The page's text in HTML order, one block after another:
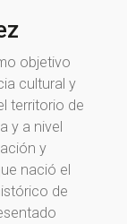
objetivo
cultural y
territorio de
y a nivel
y
nació el
de